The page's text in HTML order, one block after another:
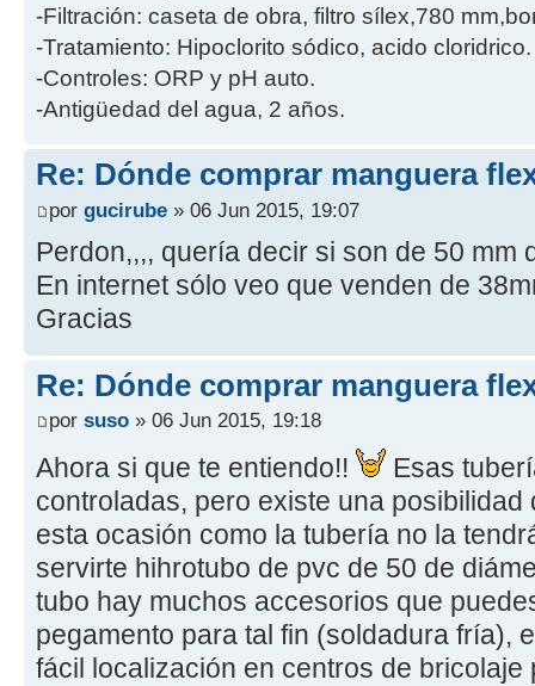
-Filtración: caseta de obra, filtro sílex,780
-Tratamiento: Hipoclorito sódico, acido cloridrico.
-Controles: ORP y pH auto.
-Antigüedad del agua, 2 años.
Re: Dónde comprar manguera
por gucirube » 06 Jun 2015, 19:07
Perdon,,,, quería decir si son de 50 mm
En internet sólo veo que venden de
Gracias
Re: Dónde comprar manguera
por suso » 06 Jun 2015, 19:18
Ahora si que te entiendo!!
Esas
controladas, pero existe una posibilidad
esta ocasión como la tubería no la
servirte hihrotubo de pvc de 50 de
tubo hay muchos accesorios que
pegamento para tal fin (soldadura fría),
fácil localización en centros de bricolaje